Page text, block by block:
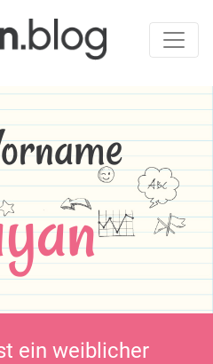
ein weiblicher